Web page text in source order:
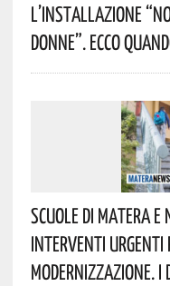
L’installazione
Donne”. Ecco
Scuole Di Matera
Interventi Urgenti
Modernizzazione.